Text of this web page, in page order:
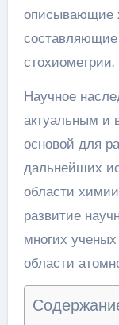
описывающие
составляющие
стохиометрии.
Научное
актуальным и
основой для
дальнейших
области
развитие
многих
области